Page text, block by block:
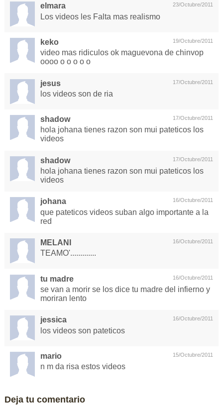
23/Octubre/2011
elmara
Los videos les Falta mas realismo
19/Octubre/2011
keko
video mas ridiculos ok maguevona de chinvop
oooo o o o o o
17/Octubre/2011
jesus
los videos son de ria
17/Octubre/2011
shadow
hola johana tienes razon son mui pateticos los
videos
17/Octubre/2011
shadow
hola johana tienes razon son mui pateticos los
videos
16/Octubre/2011
johana
que pateticos videos suban algo importante a la
red
16/Octubre/2011
MELANI
TEAMO'.............
16/Octubre/2011
tu madre
se van a morir se los dice tu madre del infierno y
moriran lento
16/Octubre/2011
jessica
los videos son pateticos
15/Octubre/2011
mario
n m da risa estos videos
Deja tu comentario